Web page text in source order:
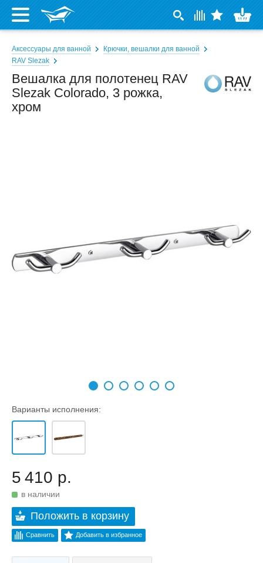
Аксессуары для ванной
Крючки, вешалки для ванной
RAV Slezak
Вешалка для полотенец RAV
Slezak Colorado, 3 рожка,
хром
Варианты исполнения:
5 410 р.
в наличии
Положить в корзину
Сравнить Добавить в избранное